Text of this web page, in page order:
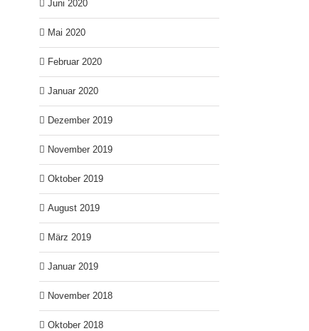
Juni 2020
Mai 2020
Februar 2020
Januar 2020
Dezember 2019
November 2019
Oktober 2019
August 2019
März 2019
Januar 2019
November 2018
Oktober 2018